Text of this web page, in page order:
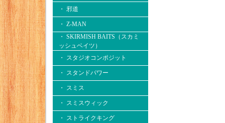
・ 邪道
・ Z-MAN
・ SKIRMISH BAITS（スカミ
ッシュベイツ）
・ スタジオコンポジット
・ スタンドパワー
・ スミス
・ スミスウィック
・ ストライクキング